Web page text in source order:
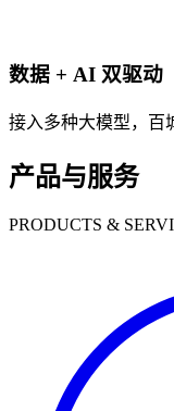
数据 + AI 双驱动
接入多种大模型，百
产品与服务
PRODUCTS &